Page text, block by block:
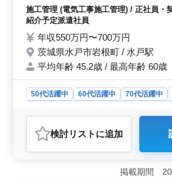
必須条件:電気工事施工
歓迎資格:電気工事施工
カー ・寮･宿舎あり
施工管理 (電気工事施工管理) / 正社員・
紹介予定派遣社員
年収550万円〜700万円
茨城県水戸市岩根町 / 水戸駅
平均年齢 45.2歳 / 最高年齢 60歳
50代活躍中 60代活躍中 70代活躍中
おすすめポイント
＜経験豊富な方歓迎＞ 電気工事施工
験が必須です。企画から施工まで幅
す。 ＜福利厚生充実＞ 年収550
検討リスト に追加
掲載期間